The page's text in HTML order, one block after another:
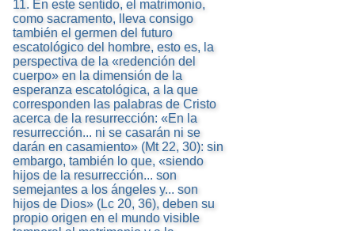
11. En este sentido, el matrimonio,
como sacramento, lleva consigo
también el germen del futuro
escatológico del hombre, esto es, la
perspectiva de la «redención del
cuerpo» en la dimensión de la
esperanza escatológica, a la que
corresponden las palabras de Cristo
acerca de la resurrección: «En la
resurrección... ni se casarán ni se
darán en casamiento» (Mt 22, 30): sin
embargo, también lo que, «siendo
hijos de la resurrección... son
semejantes a los ángeles y... son
hijos de Dios» (Lc 20, 36), deben su
propio origen en el mundo visible